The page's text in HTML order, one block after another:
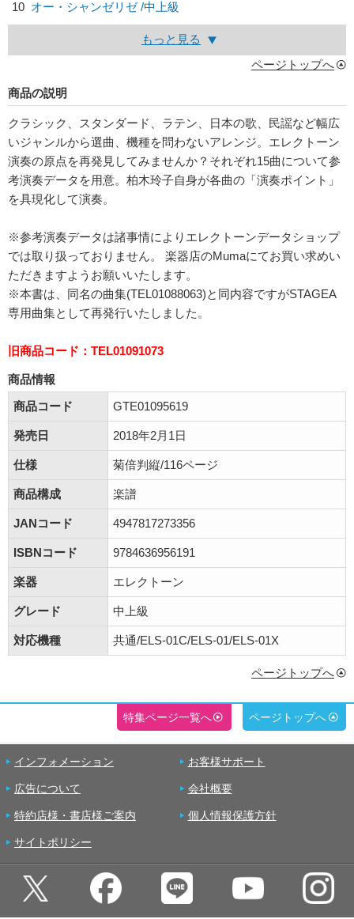
10 オー・シャンゼリゼ /中上級
もっと見る
ページトップへ
商品の説明
クラシック、スタンダード、ラテン、日本の歌、民謡など幅広
いジャンルから選曲、機種を問わないアレンジ。エレクトーン
演奏の原点を再発見してみませんか？それぞれ15曲について参
考演奏データを用意。柏木玲子自身が各曲の「演奏ポイント」
を具現化して演奏。
※参考演奏データは諸事情によりエレクトーンデータショップ
では取り扱っておりません。 楽器店のMumaにてお買い求めい
ただきますようお願いいたします。
※本書は、同名の曲集(TEL01088063)と同内容ですがSTAGEA
専用曲集として再発行いたしました。
旧商品コード：TEL01091073
商品情報
商品コード
GTE01095619
発売日 2018年2月1日
仕様 菊倍判縦/116ページ
商品構成 楽譜
JANコード 4947817273356
ISBNコード 9784636956191
楽器 エレクトーン
グレード 中上級
対応機種 共通/ELS-01C/ELS-01/ELS-01X
ページトップへ
特集ページ一覧へ ページトップへ
インフォメーション お客様サポート
広告について 会社概要
特約店様・書店様ご案内 個人情報保護方針
サイトポリシー